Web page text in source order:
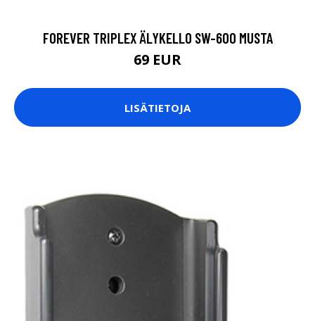
FOREVER TRIPLEX ÄLYKELLO SW-600 MUSTA
69 EUR
LISÄTIETOJA